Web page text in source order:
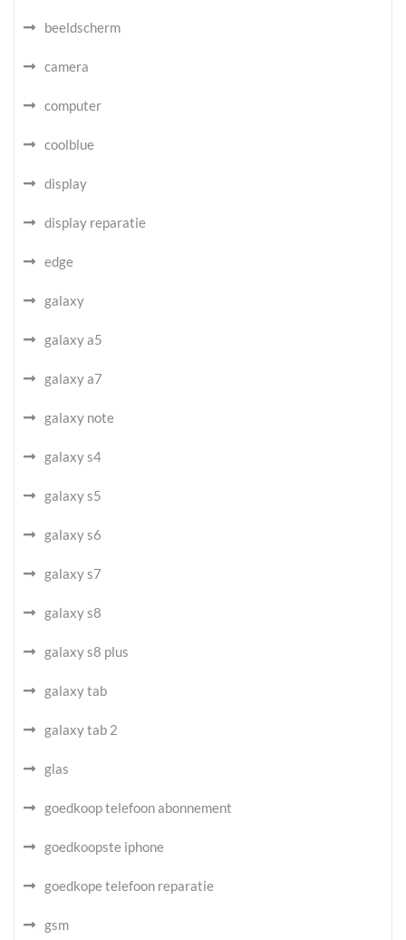
beeldscherm
camera
computer
coolblue
display
display reparatie
edge
galaxy
galaxy a5
galaxy a7
galaxy note
galaxy s4
galaxy s5
galaxy s6
galaxy s7
galaxy s8
galaxy s8 plus
galaxy tab
galaxy tab 2
glas
goedkoop telefoon abonnement
goedkoopste iphone
goedkope telefoon reparatie
gsm